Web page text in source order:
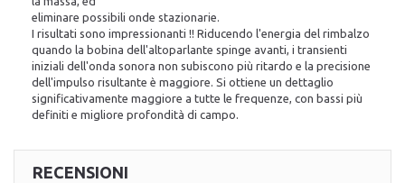
eliminare possibili onde stazionarie.
I risultati sono impressionanti !! Riducendo l'energia del rimbalzo
quando la bobina dell'altoparlante spinge avanti, i transienti
iniziali dell'onda sonora non subiscono più ritardo e la precisione
dell'impulso risultante è maggiore. Si ottiene un dettaglio
significativamente maggiore a tutte le frequenze, con bassi più
definiti e migliore profondità di campo.
RECENSIONI